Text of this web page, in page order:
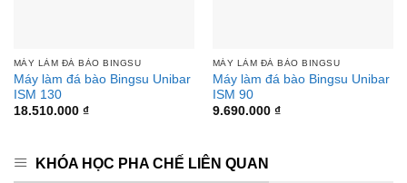
MÁY LÀM ĐÁ BÀO BINGSU
Máy làm đá bào Bingsu Unibar
ISM 130
18.510.000 ₫
MÁY LÀM ĐÁ BÀO BINGSU
Máy làm đá bào Bingsu Unibar
ISM 90
9.690.000 ₫
KHÓA HỌC PHA CHẾ LIÊN QUAN